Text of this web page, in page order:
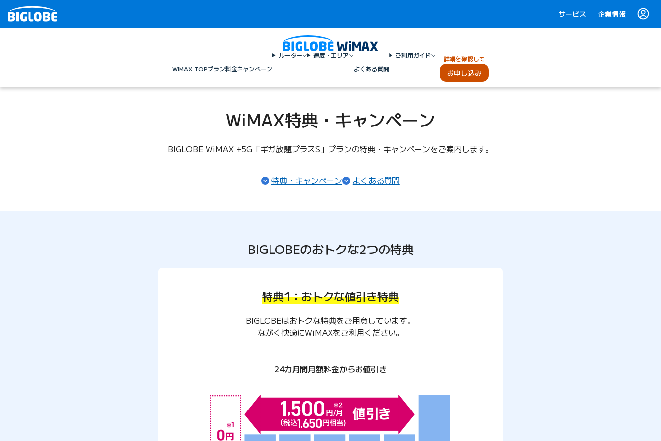
サービス 企業情報
WiMAX TOPプラン料金キャンペーン
ルーター
速度・エリア
よくある質問
ご利用ガイド 詳細を確認して
お申し込み
WiMAX特典・キャンペーン
BIGLOBE WiMAX +5G「ギガ放題プラスS」プランの特典・キャンペーンをご案内します。
特典・キャンペーン よくある質問
BIGLOBEのおトクな2つの特典
特典1：おトクな値引き特典
BIGLOBEはおトクな特典をご用意しています。
ながく快適にWiMAXをご利用ください。
24カ月間月額料金からお値引き